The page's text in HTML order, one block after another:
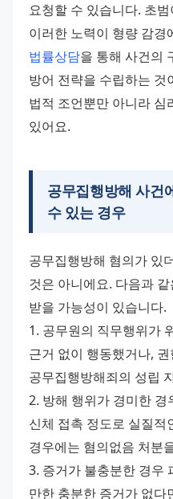
요청할 수 있습니다. 초
이러한 노력이 형량 감경
법률상담을 통해 사건의
방어 전략을 수립하는 것
법적 조언뿐만 아니라 심
있어요.
공무집행방해 사건
수 있는 경우
공무집행방해 혐의가 있
것은 아니에요. 다음과
받을 가능성이 있습니다.
1. 공무원의 직무행위가
근거 없이 행동했거나,
공무집행방해죄의 성립
2. 방해 행위가 경미한
신체 접촉 정도로 실질적
경우에는 혐의없음 처분
3. 증거가 불충분한 경우
만한 충분한 증거가 없다